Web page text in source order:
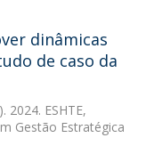
dinâmicas
de caso da
2024. ESHTE,
Gestão Estratégica